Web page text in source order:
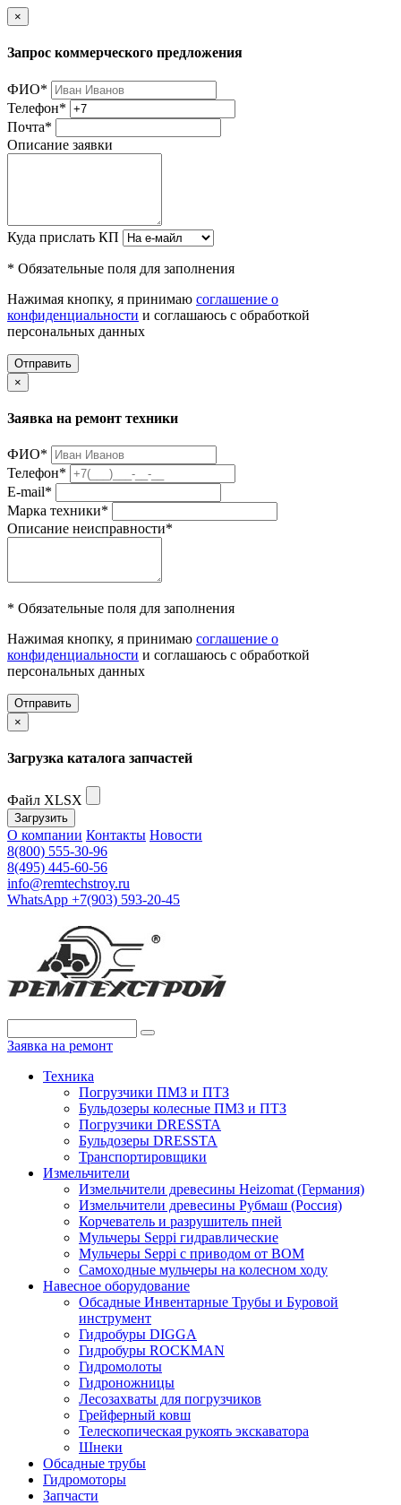
×
Запрос коммерческого предложения
ФИО*
Телефон*
Почта*
Описание заявки
Куда прислать КП
* Обязательные поля для заполнения
Нажимая кнопку, я принимаю соглашение о
конфиденциальности и соглашаюсь с обработкой
персональных данных
Отправить
×
Заявка на ремонт техники
ФИО*
Телефон*
E-mail*
Марка техники*
Описание неисправности*
* Обязательные поля для заполнения
Нажимая кнопку, я принимаю соглашение о
конфиденциальности и соглашаюсь с обработкой
персональных данных
Отправить
×
Загрузка каталога запчастей
Файл XLSX
Загрузить
О компании Контакты Новости
8(800) 555-30-96
8(495) 445-60-56
info@remtechstroy.ru
WhatsApp +7(903) 593-20-45
Заявка на ремонт
Техника
Погрузчики ПМЗ и ПТЗ
Бульдозеры колесные ПМЗ и ПТЗ
Погрузчики DRESSTA
Бульдозеры DRESSTA
Транспортировщики
Измельчители
Измельчители древесины Heizomat (Германия)
Измельчители древесины Рубмаш (Россия)
Корчеватель и разрушитель пней
Мульчеры Seppi гидравлические
Мульчеры Seppi с приводом от ВОМ
Самоходные мульчеры на колесном ходу
Навесное оборудование
Обсадные Инвентарные Трубы и Буровой
инструмент
Гидробуры DIGGA
Гидробуры ROCKMAN
Гидромолоты
Гидроножницы
Лесозахваты для погрузчиков
Грейферный ковш
Телескопическая рукоять экскаватора
Шнеки
Обсадные трубы
Гидромоторы
Запчасти